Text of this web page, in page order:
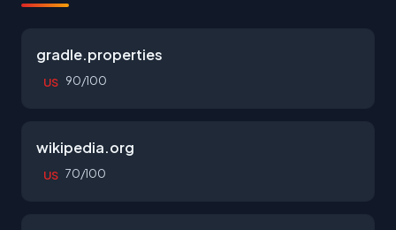
gradle.properties
US 90/100
wikipedia.org
US 70/100